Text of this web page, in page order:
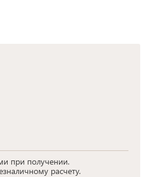
при получении.
расчету.